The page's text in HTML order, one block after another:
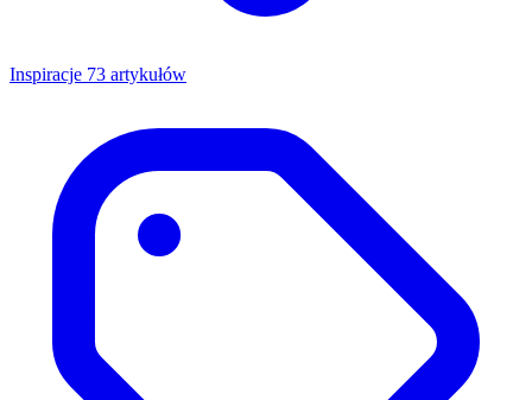
Inspiracje 73 artykułów